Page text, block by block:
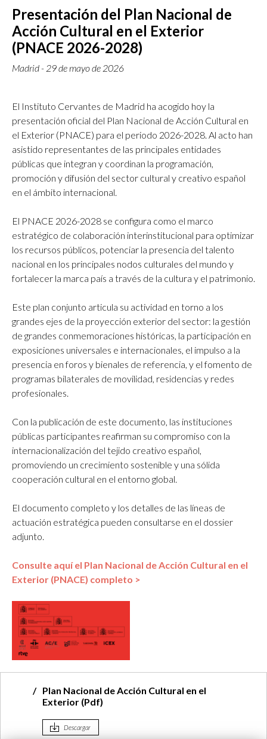
Presentación del Plan Nacional de
Acción Cultural en el Exterior
(PNACE 2026-2028)
Madrid - 29 de mayo de 2026
El Instituto Cervantes de Madrid ha acogido hoy la
presentación oficial del Plan Nacional de Acción Cultural en
el Exterior (PNACE) para el periodo 2026-2028. Al acto han
asistido representantes de las principales entidades
públicas que integran y coordinan la programación,
promoción y difusión del sector cultural y creativo español
en el ámbito internacional.
El PNACE 2026-2028 se configura como el marco
estratégico de colaboración interinstitucional para optimizar
los recursos públicos, potenciar la presencia del talento
nacional en los principales nodos culturales del mundo y
fortalecer la marca país a través de la cultura y el patrimonio.
Este plan conjunto articula su actividad en torno a los
grandes ejes de la proyección exterior del sector: la gestión
de grandes conmemoraciones históricas, la participación en
exposiciones universales e internacionales, el impulso a la
presencia en foros y bienales de referencia, y el fomento de
programas bilaterales de movilidad, residencias y redes
profesionales.
Con la publicación de este documento, las instituciones
públicas participantes reafirman su compromiso con la
internacionalización del tejido creativo español,
promoviendo un crecimiento sostenible y una sólida
cooperación cultural en el entorno global.
El documento completo y los detalles de las líneas de
actuación estratégica pueden consultarse en el dossier
adjunto.
Consulte aquí el Plan Nacional de Acción Cultural en el
Exterior (PNACE) completo >
Plan Nacional de Acción Cultural en el
Exterior (Pdf)
Descargar